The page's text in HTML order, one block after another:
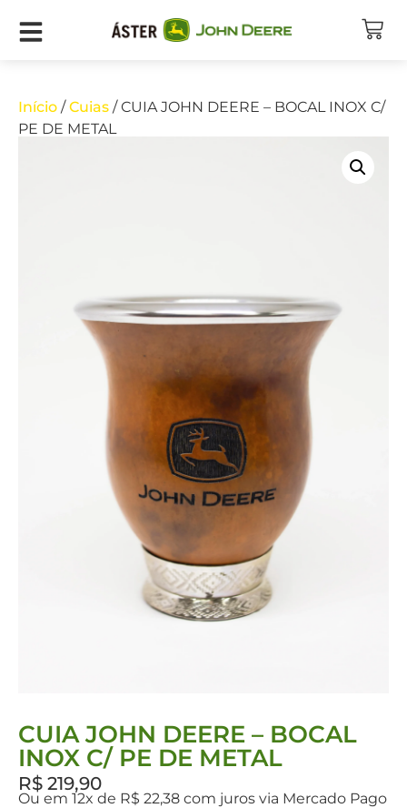
Início /Cuias / CUIA JOHN DEERE – BOCAL INOX C/
PE DE METAL
CUIA JOHN DEERE – BOCAL
INOX C/ PE DE METAL
R$ 219,90
Ou em 12x de R$ 22,38 com juros via Mercado Pago